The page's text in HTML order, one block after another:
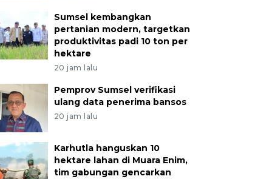
Sumsel kembangkan
pertanian modern, targetkan
produktivitas padi 10 ton per
hektare
20 jam lalu
Pemprov Sumsel verifikasi
ulang data penerima bansos
20 jam lalu
Karhutla hanguskan 10
hektare lahan di Muara Enim,
tim gabungan gencarkan